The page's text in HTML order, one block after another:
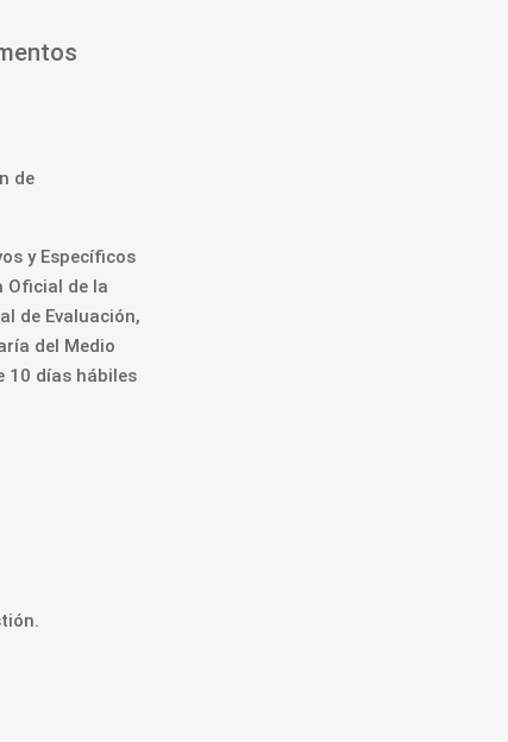
de
y Específicos
Oficial de la
de Evaluación,
del Medio
10 días hábiles